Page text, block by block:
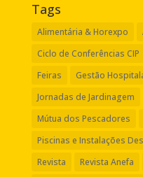
Tags
Alimentária & Horexpo
Ciclo de Conferências CIP
Feiras
Gestão
Jornadas de Jardinagem
Mútua dos Pescadores
Piscinas e Instalações
Revista
Revista Anefa